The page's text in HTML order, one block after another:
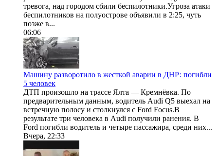
тревога, над городом сбили беспилотники.Угроза атаки
беспилотников на полуострове объявили в 2:25, чуть
позже в...
06:06
Машину разворотило в жесткой аварии в ДНР: погибли
5 человек
ДТП произошло на трассе Ялта — Кремнёвка. По
предварительным данным, водитель Audi Q5 выехал на
встречную полосу и столкнулся с Ford Focus.В
результате три человека в Audi получили ранения. В
Ford погибли водитель и четыре пассажира, среди них...
Вчера, 22:33